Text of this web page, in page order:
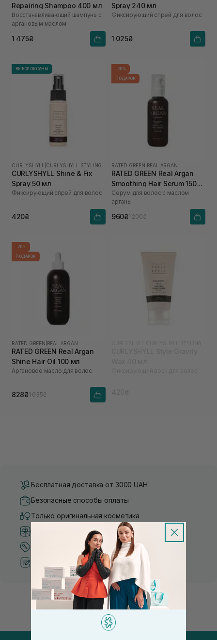
Repairing Shampoo 400 мл
Восстанавливающий шампунь с
аргановым маслом
1 475₴
Spray 240 мл
Фиксирующий спрей для волос
1 025₴
ВЫБОР ОКСАНЫ
CURLYSHYLL CURLYSHYLL STYLING
CURLYSHYLL Shine & Fix
Spray 50 мл
Фиксирующий спрей для волос
420₴
-20%
ПОДАРОК
RATED GREEN REAL ARGAN
RATED GREEN Real Argan
Smoothing Hair Serum 150
мл
Серум для волос с маслом
арганы
960₴1 200₴
-20%
ПОДАРОК
RATED GREEN REAL ARGAN
RATED GREEN Real Argan
Shine Hair Oil 100 мл
Аргановое масло для волос
828₴1 035₴
Бесплатная доставка от 3000 UAH
Безопасные способы оплаты
Только оригинальная косметика
Система бонусов и лояльности
Лучшие цены и топ товары
Рекомендации от косметологов